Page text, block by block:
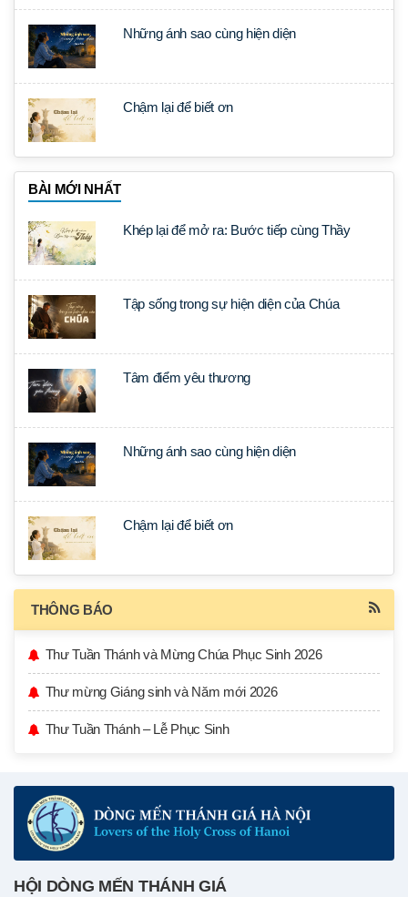
Những ánh sao cùng hiện diện
Chậm lại để biết ơn
BÀI MỚI NHẤT
Khép lại để mở ra: Bước tiếp cùng Thầy
Tập sống trong sự hiện diện của Chúa
Tâm điểm yêu thương
Những ánh sao cùng hiện diện
Chậm lại để biết ơn
THÔNG BÁO
Thư Tuần Thánh và Mừng Chúa Phục Sinh 2026
Thư mừng Giáng sinh và Năm mới 2026
Thư Tuần Thánh – Lễ Phục Sinh
HỘI DÒNG MẾN THÁNH GIÁ